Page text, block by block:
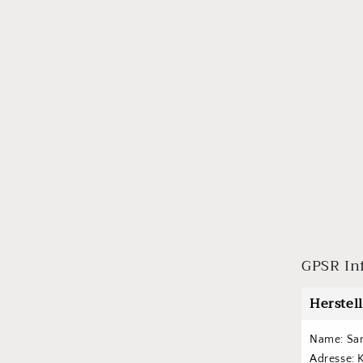
GPSR
Name:
Adresse: